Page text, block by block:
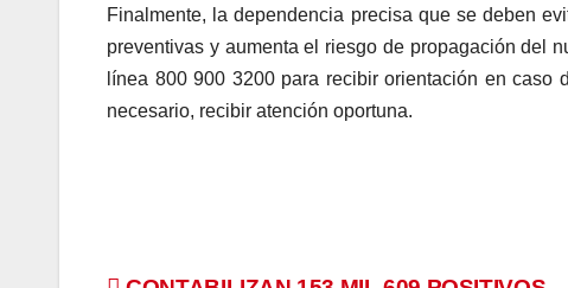
Finalmente, la dependencia precisa que se deben
preventivas y aumenta el riesgo de propagación del
línea 800 900 3200 para recibir orientación en caso
necesario, recibir atención oportuna.